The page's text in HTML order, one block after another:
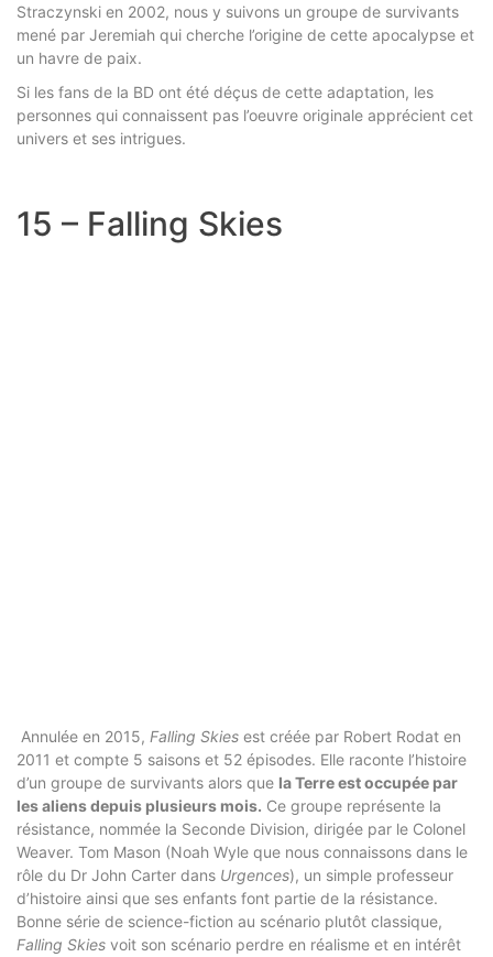
Straczynski en 2002, nous y suivons un groupe de survivants
mené par Jeremiah qui cherche l’origine de cette apocalypse et
un havre de paix.
Si les fans de la BD ont été déçus de cette adaptation, les
personnes qui connaissent pas l’oeuvre originale apprécient cet
univers et ses intrigues.
15 – Falling Skies
Annulée en 2015, Falling Skies est créée par Robert Rodat en
2011 et compte 5 saisons et 52 épisodes. Elle raconte l’histoire
d’un groupe de survivants alors que la Terre est occupée par
les aliens depuis plusieurs mois. Ce groupe représente la
résistance, nommée la Seconde Division, dirigée par le Colonel
Weaver. Tom Mason (Noah Wyle que nous connaissons dans le
rôle du Dr John Carter dans Urgences), un simple professeur
d’histoire ainsi que ses enfants font partie de la résistance.
Bonne série de science-fiction au scénario plutôt classique,
Falling Skies voit son scénario perdre en réalisme et en intérêt